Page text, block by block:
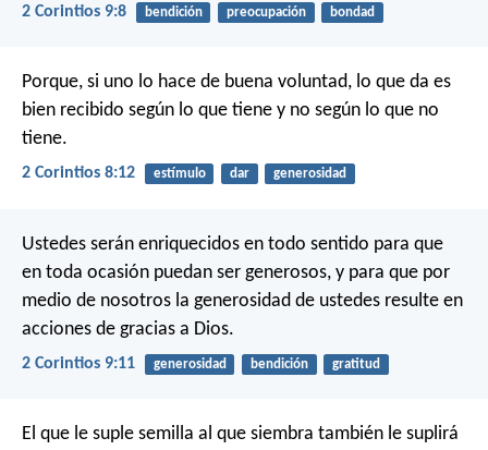
2 Corintios 9:8 bendición preocupación bondad
Porque, si uno lo hace de buena voluntad, lo que da es
bien recibido según lo que tiene y no según lo que no
tiene.
2 Corintios 8:12 estímulo dar generosidad
Ustedes serán enriquecidos en todo sentido para que
en toda ocasión puedan ser generosos, y para que por
medio de nosotros la generosidad de ustedes resulte en
acciones de gracias a Dios.
2 Corintios 9:11 generosidad bendición gratitud
El que le suple semilla al que siembra también le suplirá